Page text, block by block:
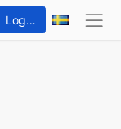
Logga in